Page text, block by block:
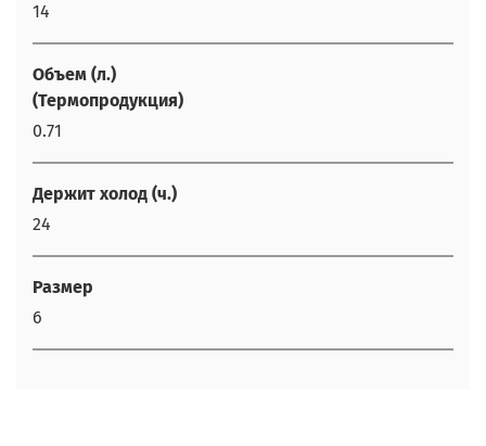
14
Объем (л.)
(Термопродукция)
0.71
Держит холод (ч.)
24
Размер
6